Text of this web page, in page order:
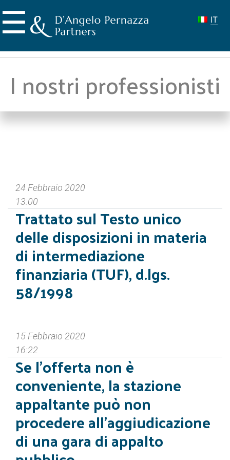
to
content
☰
I nostri professionisti
24 Febbraio 2020
13:00
Trattato sul Testo unico
delle disposizioni in materia
di intermediazione
finanziaria (TUF), d.lgs.
58/1998
15 Febbraio 2020
16:22
Se l’offerta non è
conveniente, la stazione
appaltante può non
procedere all’aggiudicazione
di una gara di appalto
IT